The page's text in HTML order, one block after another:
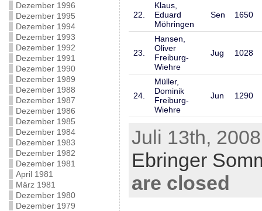
Dezember 1996
Dezember 1995
Dezember 1994
Dezember 1993
Dezember 1992
Dezember 1991
Dezember 1990
Dezember 1989
Dezember 1988
Dezember 1987
Dezember 1986
Dezember 1985
Dezember 1984
Dezember 1983
Dezember 1982
Dezember 1981
April 1981
März 1981
Dezember 1980
Dezember 1979
22.
Klaus,
Eduard
Möhringen
Sen 1650
23.
Hansen,
Oliver
Freiburg-
Wiehre
Jug 1028
24.
Müller,
Dominik
Freiburg-
Wiehre
Jun 1290
Juli 13th,
Ebringer
are closed